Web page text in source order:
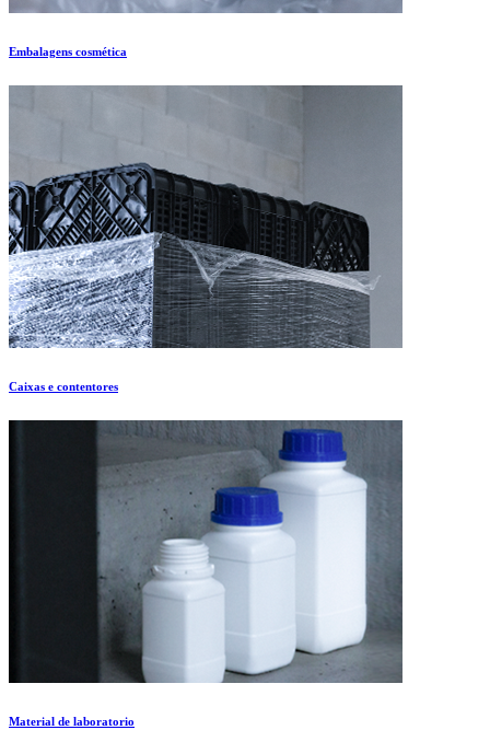
Embalagens cosmética
Caixas e contentores
Material de laboratorio